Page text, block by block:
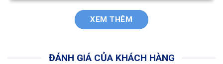
XEM THÊM
ĐÁNH GIÁ CỦA KHÁCH HÀNG